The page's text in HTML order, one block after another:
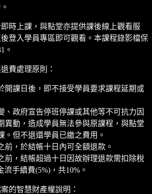
時上課，與點堂亦提供課後線上觀看服
登入學員專區即可觀看。本課程錄影檔保
。
費處理原則：
開課日後，即不接受學員要求課程延期或
、政府宣告停班停課或其他等不可抗力因
異動，造成學員無法參與原課程，與點堂
。但不退還學員已繳之費用。
前，於結帳十日內可全額退款。
前，結帳超過十日因故辦理退款需扣除稅
流手續費(5%)，共10%。
的智慧財產權說明：